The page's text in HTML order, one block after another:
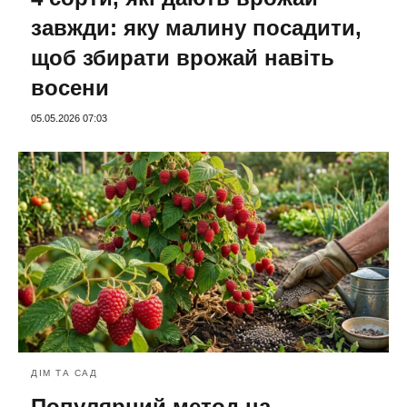
завжди: яку малину посадити,
щоб збирати врожай навіть
восени
05.05.2026 07:03
ДІМ ТА САД